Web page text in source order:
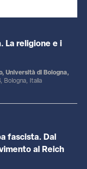
La religione e i
Università di Bologna,
Bologna, Italia
fascista. Dal
al Reich